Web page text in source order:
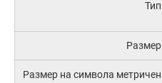
Тип
Размер
Размер на символа метричен